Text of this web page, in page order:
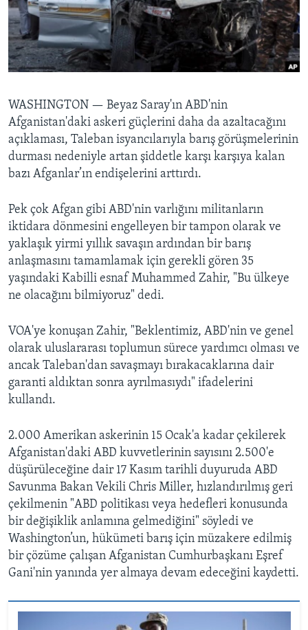
HAYATTAN
SANAT
BIZI TAKIP EDIN
Diller
WASHINGTON — Beyaz Saray'ın ABD'nin
Afganistan'daki askeri güçlerini daha da azaltacağını
açıklaması, Taleban isyancılarıyla barış görüşmelerinin
durması nedeniyle artan şiddetle karşı karşıya kalan
bazı Afganlar’ın endişelerini arttırdı.
Pek çok Afgan gibi ABD'nin varlığını militanların
iktidara dönmesini engelleyen bir tampon olarak ve
yaklaşık yirmi yıllık savaşın ardından bir barış
anlaşmasını tamamlamak için gerekli gören 35
yaşındaki Kabilli esnaf Muhammed Zahir, "Bu ülkeye
ne olacağını bilmiyoruz" dedi.
VOA'ye konuşan Zahir, "Beklentimiz, ABD'nin ve genel
olarak uluslararası toplumun sürece yardımcı olması ve
ancak Taleban'dan savaşmayı bırakacaklarına dair
garanti aldıktan sonra ayrılmasıydı" ifadelerini
kullandı.
2.000 Amerikan askerinin 15 Ocak'a kadar çekilerek
Afganistan'daki ABD kuvvetlerinin sayısını 2.500'e
düşürüleceğine dair 17 Kasım tarihli duyuruda ABD
Savunma Bakan Vekili Chris Miller, hızlandırılmış geri
çekilmenin "ABD politikası veya hedefleri konusunda
bir değişiklik anlamına gelmediğini" söyledi ve
Washington’un, hükümeti barış için müzakere edilmiş
bir çözüme çalışan Afganistan Cumhurbaşkanı Eşref
Gani'nin yanında yer almaya devam edeceğini kaydetti.